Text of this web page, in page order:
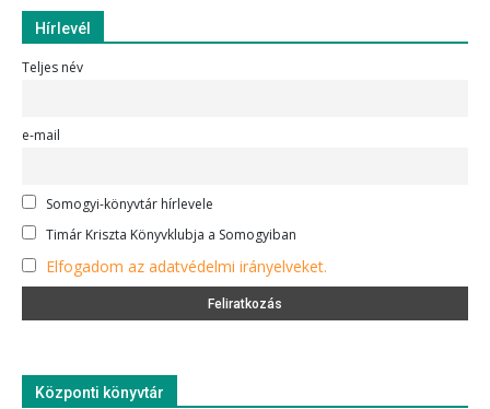
Hírlevél
Teljes név
e-mail
Somogyi-könyvtár hírlevele
Timár Kriszta Könyvklubja a Somogyiban
Elfogadom az adatvédelmi irányelveket.
Központi könyvtár